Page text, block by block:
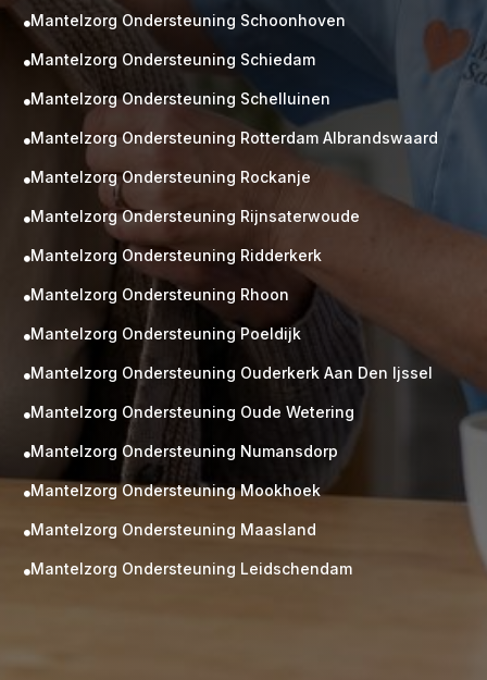
Gratis
M
Neem vrijblijvend contact op!
Mantelzorg Ondersteuning Schoonhoven
Mantelzorg Ondersteuning Schiedam
Mantelzorg Ondersteuning Schelluinen
Mantelzorg Ondersteuning Rotterdam Albrandswaard
Mantelzorg Ondersteuning Rockanje
Mantelzorg Ondersteuning Rijnsaterwoude
Mantelzorg Ondersteuning Ridderkerk
Mantelzorg Ondersteuning Rhoon
Mantelzorg Ondersteuning Poeldijk
Mantelzorg Ondersteuning Ouderkerk Aan Den Ijssel
Mantelzorg Ondersteuning Oude Wetering
Mantelzorg Ondersteuning Numansdorp
Mantelzorg Ondersteuning Mookhoek
Mantelzorg Ondersteuning Maasland
Mantelzorg Ondersteuning Leidschendam